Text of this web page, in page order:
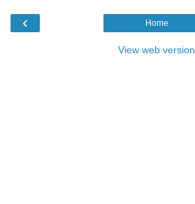
‹ Home
View web version